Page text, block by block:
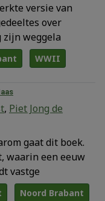
versie van
over
zijn weggela
WWII
, Piet Jong de
gaat dit boek.
waarin een eeuw
vastge
Noord Brabant